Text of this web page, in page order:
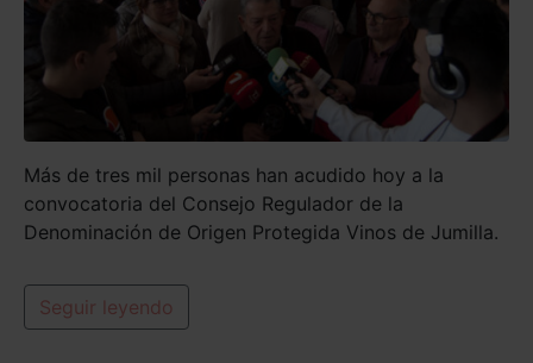
Más de tres mil personas han acudido hoy a la
convocatoria del Consejo Regulador de la
Denominación de Origen Protegida Vinos de Jumilla.
Seguir leyendo